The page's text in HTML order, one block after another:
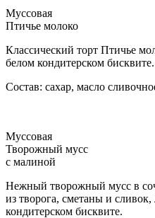
Муссовая
Птичье молоко
Классический торт Птичье
белом кондитерском бисквите.
Состав: сахар, масло
Муссовая
Творожный мусс
с малиной
Нежный творожный мусс в
из творога, сметаны и
кондитерском бисквите.